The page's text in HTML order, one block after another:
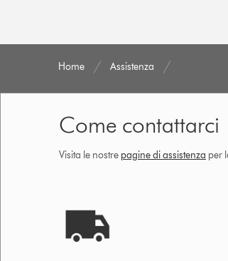
Home Assistenza
Come contattarci
Visita le nostre pagine di assistenza per